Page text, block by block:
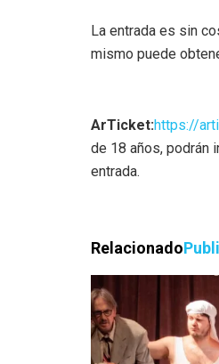
La entrada es sin
mismo puede
ArTicket:https://
de 18 años, podrán
entrada.
Relacionado